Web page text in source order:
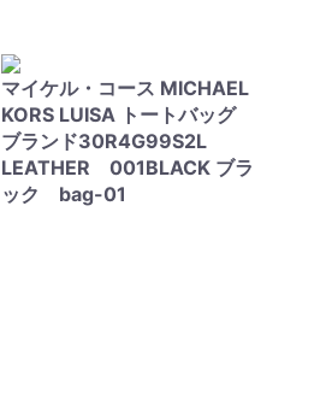
マイケル・コース MICHAEL
KORS LUISA トートバッグ
ブランド30R4G99S2L
LEATHER 001BLACK ブラ
ック bag-01